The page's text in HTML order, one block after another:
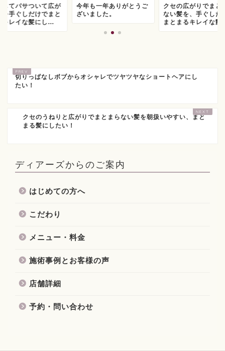
してパサついて広が
を手ぐしだけでまと
キレイな髪にし...
今年も一年ありがとうご
ざいました。
クセの広がりでまと
ない髪を、手ぐしだ
まとまるキレイな艶
切りっぱなしボブからオシャレでツヤツヤなショートヘアにし
たい！
クセのうねりと広がりでまとまらない髪を朝扱いやすい、まと
まる髪にしたい！
ディアーズからのご案内
はじめての方へ
こだわり
メニュー・料金
施術事例とお客様の声
店舗詳細
予約・問い合わせ